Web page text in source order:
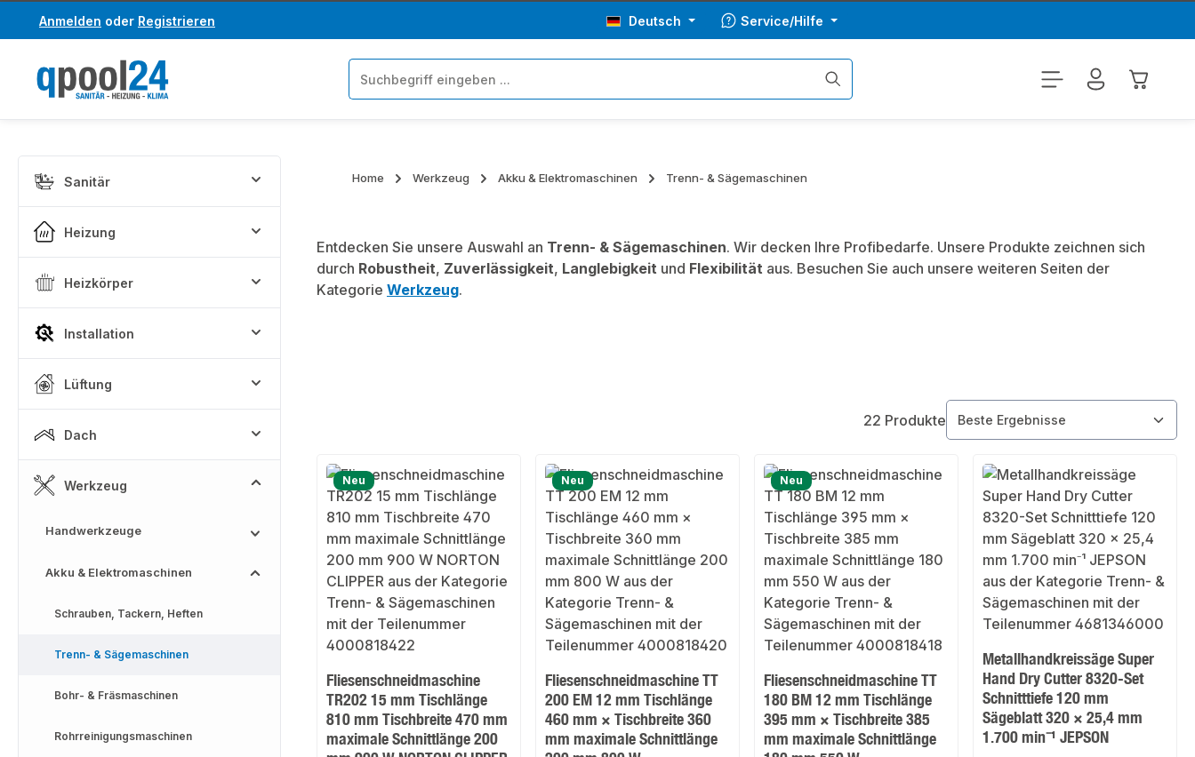
Hauptinhalt springen
Zur Suche springen
Anmelden oder Registrieren Deutsch Service/Hilfe
Sanitär
Heizung
Heizkörper
Installation
Lüftung
Dach
Werkzeug
Handwerkzeuge
Akku & Elektromaschinen
Schrauben, Tackern, Heften
Trenn- & Sägemaschinen
Bohr- & Fräsmaschinen
Rohrreinigungsmaschinen
Home Werkzeug Akku & Elektromaschinen Trenn- & Sägemaschinen
Entdecken Sie unsere Auswahl an Trenn- & Sägemaschinen. Wir decken Ihre Profibedarfe. Unsere Produkte zeichnen sich
durch Robustheit, Zuverlässigkeit, Langlebigkeit und Flexibilität aus. Besuchen Sie auch unsere weiteren Seiten der
Kategorie Werkzeug.
22 Produkte
Neu
Fliesenschneidmaschine
TR202 15 mm Tischlänge
810 mm Tischbreite 470 mm
maximale Schnittlänge 200
Neu
Fliesenschneidmaschine TT
200 EM 12 mm Tischlänge
460 mm × Tischbreite 360
mm maximale Schnittlänge
Neu
Fliesenschneidmaschine TT
180 BM 12 mm Tischlänge
395 mm × Tischbreite 385
mm maximale Schnittlänge
Metallhandkreissäge Super
Hand Dry Cutter 8320-Set
Schnitttiefe 120 mm
Sägeblatt 320 × 25,4 mm
1.700 min⁻¹ JEPSON